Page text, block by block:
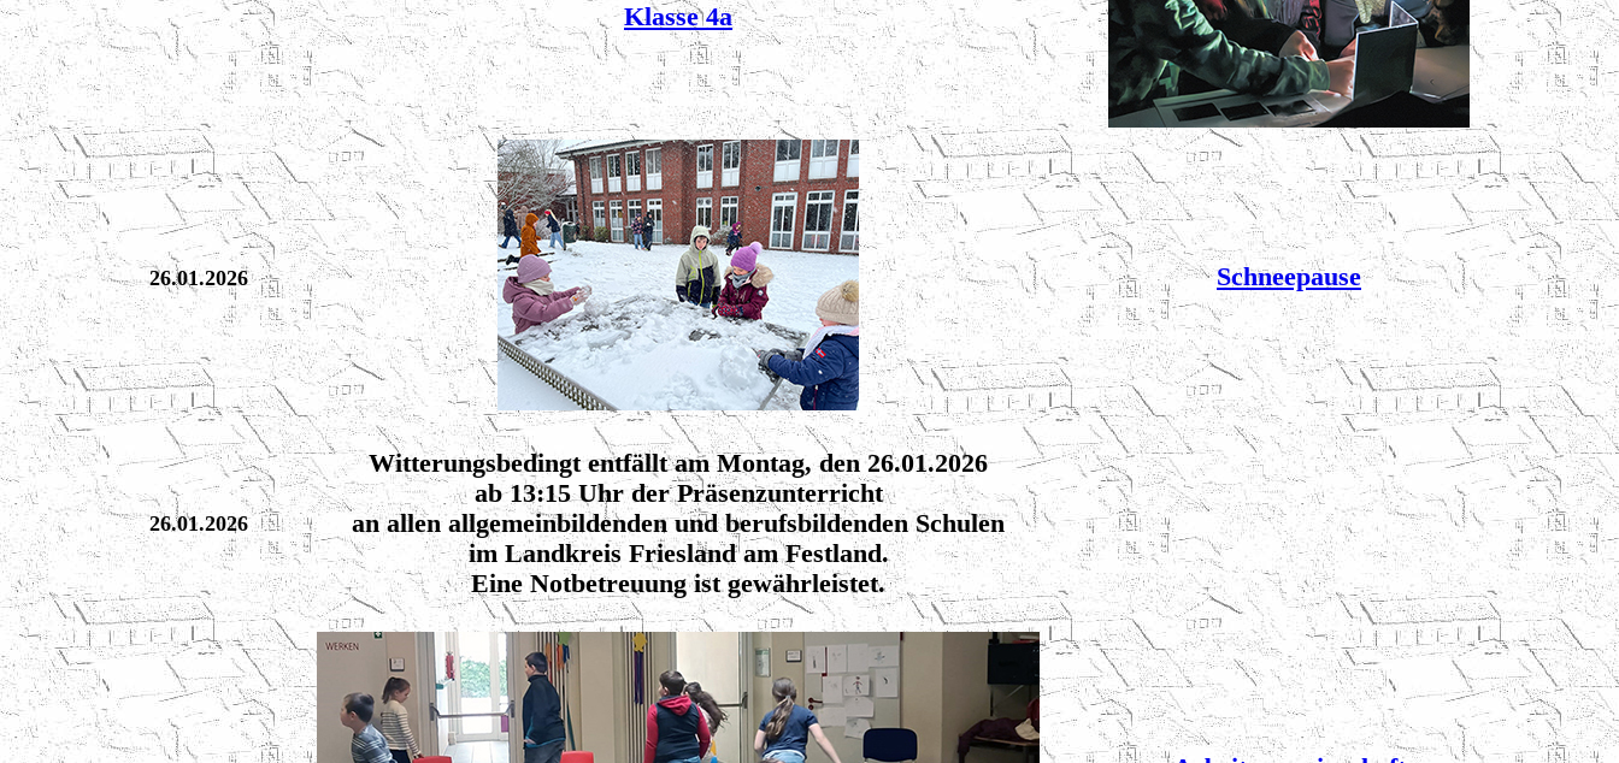
Klasse 4a
26.01.2026 Schneepause
26.01.2026
Witterungsbedingt entfällt am Montag, den 26.01.2026
ab 13:15 Uhr der Präsenzunterricht
an allen allgemeinbildenden und berufsbildenden Schulen
im Landkreis Friesland am Festland.
Eine Notbetreuung ist gewährleistet.